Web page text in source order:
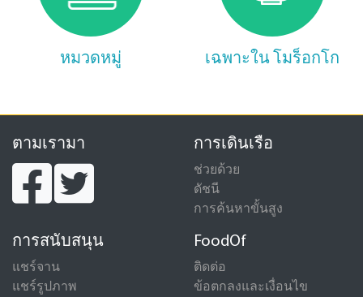
หมวดหมู่ เฉพาะใน โมร็อกโก
ตามเรามา การเดินเรือ
ช่วยด้วย
ดัชนี
การค้นหาขั้นสูง
การสนับสนุน
แชร์จาน
แชร์รูปภาพ
FoodOf
ติดต่อ
ข้อตกลงและเงื่อนไข